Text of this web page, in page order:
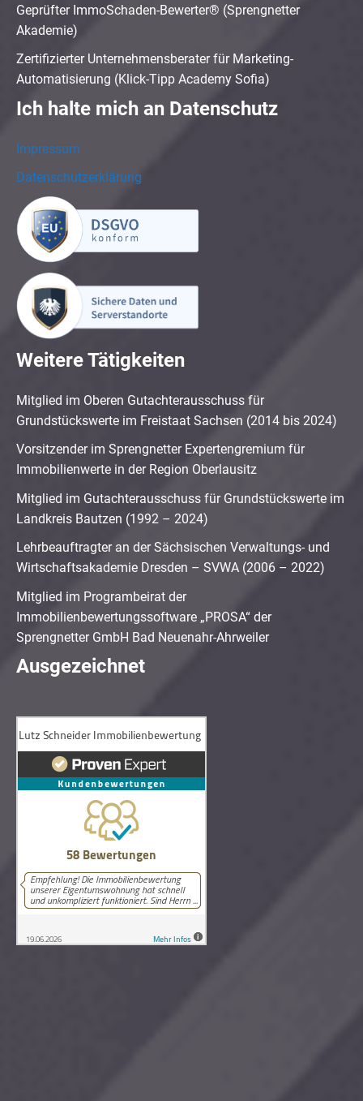
Geprüfter ImmoSchaden-Bewerter® (Sprengnetter
Akademie)
Zertifizierter Unternehmensberater für Marketing-
Automatisierung (Klick-Tipp Academy Sofia)
Ich halte mich an Datenschutz
Impressum
Datenschutzerklärung
Weitere Tätigkeiten
Mitglied im Oberen Gutachterausschuss für
Grundstückswerte im Freistaat Sachsen (2014 bis 2024)
Vorsitzender im Sprengnetter Expertengremium für
Immobilienwerte in der Region Oberlausitz
Mitglied im Gutachterausschuss für Grundstückswerte im
Landkreis Bautzen (1992 – 2024)
Lehrbeauftragter an der Sächsischen Verwaltungs- und
Wirtschaftsakademie Dresden – SVWA (2006 – 2022)
Mitglied im Programbeirat der
Immobilienbewertungssoftware „PROSA“ der
Sprengnetter GmbH Bad Neuenahr-Ahrweiler
Ausgezeichnet